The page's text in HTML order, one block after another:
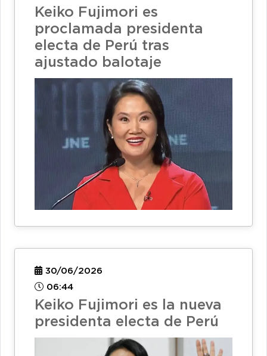
Keiko Fujimori es
proclamada presidenta
electa de Perú tras
ajustado balotaje
30/06/2026
06:44
Keiko Fujimori es la nueva
presidenta electa de Perú